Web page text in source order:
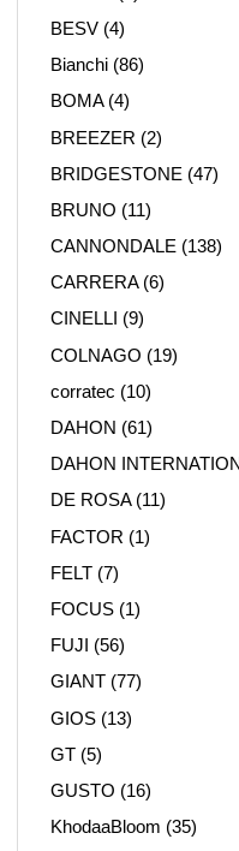
BESV (4)
Bianchi (86)
BOMA(4)
BREEZER (2)
BRIDGESTONE (47)
BRUNO (11)
CANNONDALE (138)
CARRERA(6)
CINELLI (9)
COLNAGO (19)
corratec (10)
DAHON (61)
DAHON
DE ROSA(11)
FACTOR (1)
FELT (7)
FOCUS (1)
FUJI (56)
GIANT (77)
GIOS (13)
GT (5)
GUSTO (16)
KhodaaBloom (35)